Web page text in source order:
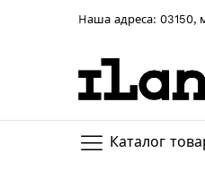
Hаша адреса: 03150,
Каталог